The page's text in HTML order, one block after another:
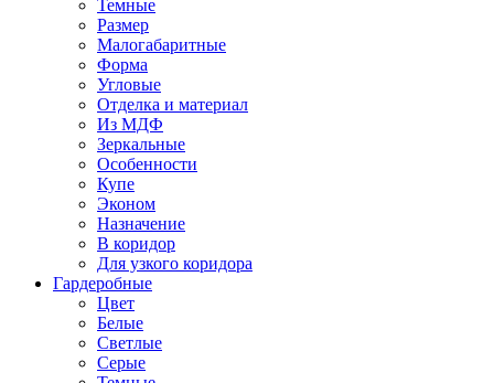
Темные
Размер
Малогабаритные
Форма
Угловые
Отделка и материал
Из МДФ
Зеркальные
Особенности
Купе
Эконом
Назначение
В коридор
Для узкого коридора
Гардеробные
Цвет
Белые
Светлые
Серые